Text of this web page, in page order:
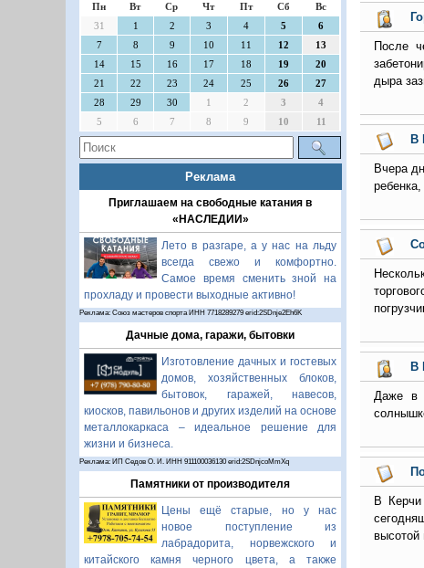
Пн Вт Ср Чт Пт Сб
Вс
31
1 2 3 4 5
6
7
8 9 10 11 12
13
14
15 16 17 18 19
20
21
22 23 24 25 26
27
28
29 30 1 2 3
4
5
6 7 8 9 10 11
Реклама
Приглашаем на свободные катания в
«НАСЛЕДИИ»
Лето в разгаре, а у нас на льду
всегда свежо и комфортно.
Самое время сменить зной на
прохладу и провести выходные активно!
Реклама: Союз мастеров спорта ИНН 7718289279 erid:2SDnje2Eh6K
Дачные дома, гаражи, бытовки
Изготовление дачных и гостевых
домов, хозяйственных блоков,
бытовок, гаражей, навесов,
киосков, павильонов и других изделий на основе
металлокаркаса – идеальное решение для
жизни и бизнеса.
Реклама: ИП Седов О. И. ИНН 911100036130 erid:2SDnjcoMmXq
Памятники от производителя
Цены ещё старые, но у нас
новое поступление из
лабрадорита, норвежского и
китайского камня черного цвета, а также
После
дыра
В
Вчера
В
Даже в
В Керчи
высотой